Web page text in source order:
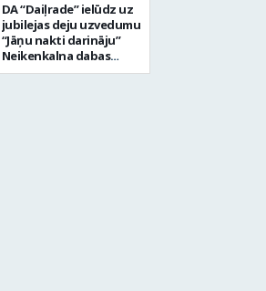
DA “Daiļrade” ielūdz uz
jubilejas deju uzvedumu
“Jāņu nakti darināju”
Neikenkalna dabas
koncertzālē